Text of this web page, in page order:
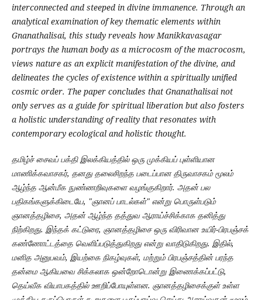
interconnected and steeped in divine immanence. Through an
analytical examination of key thematic elements within
Gnanathalisai, this study reveals how Manikkavasagar
portrays the human body as a microcosm of the macrocosm,
views nature as an explicit manifestation of the divine, and
delineates the cycles of existence within a spiritually unified
cosmic order. The paper concludes that Gnanathalisai not
only serves as a guide for spiritual liberation but also fosters
a holistic understanding of reality that resonates with
contemporary ecological and holistic thought.
தமிழ்ச் சைவப் பக்தி இலக்கியத்தில் ஒரு முக்கியப் புள்ளியான
மாணிக்கவாசகர், தனது தலைசிறந்த படைப்பான திருவாசகம் மூலம்
ஆழ்ந்த ஆன்மீக நுண்ணறிவுகளை வழங்குகிறார். அதன் பல
பதிகங்களுக்கிடையே, "ஞானப் பாடல்கள்" என்று பொருள்படும்
ஞானத்தழிசை, அதன் ஆழ்ந்த தத்துவ ஆராய்ச்சிக்காக தனித்து
நிற்கிறது. இந்தக் கட்டுரை, ஞானத்தழிசை ஒரு விரிவான உயிர்-பிரபஞ்சக்
கண்ணோட்டத்தை வெளிப்படுத்துகிறது என்று வாதிடுகிறது. இதில்,
மனித அனுபவம், இயற்கை நிகழ்வுகள், மற்றும் பிரபஞ்சத்தின் பரந்த
தன்மை ஆகியவை சிக்கலாக ஒன்றோடொன்று இணைக்கப்பட்டு,
தெய்வீக வியாபகத்தில் ஊறிப்போயுள்ளன. ஞானத்தழிசைக்குள் உள்ள